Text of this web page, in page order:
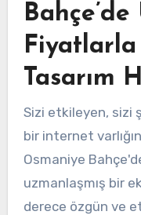
Fiyatlarla
Tasarım
Sizi etkileyen, sizi
bir internet
Osmaniye
uzmanlaşmış bir
derece özgün ve